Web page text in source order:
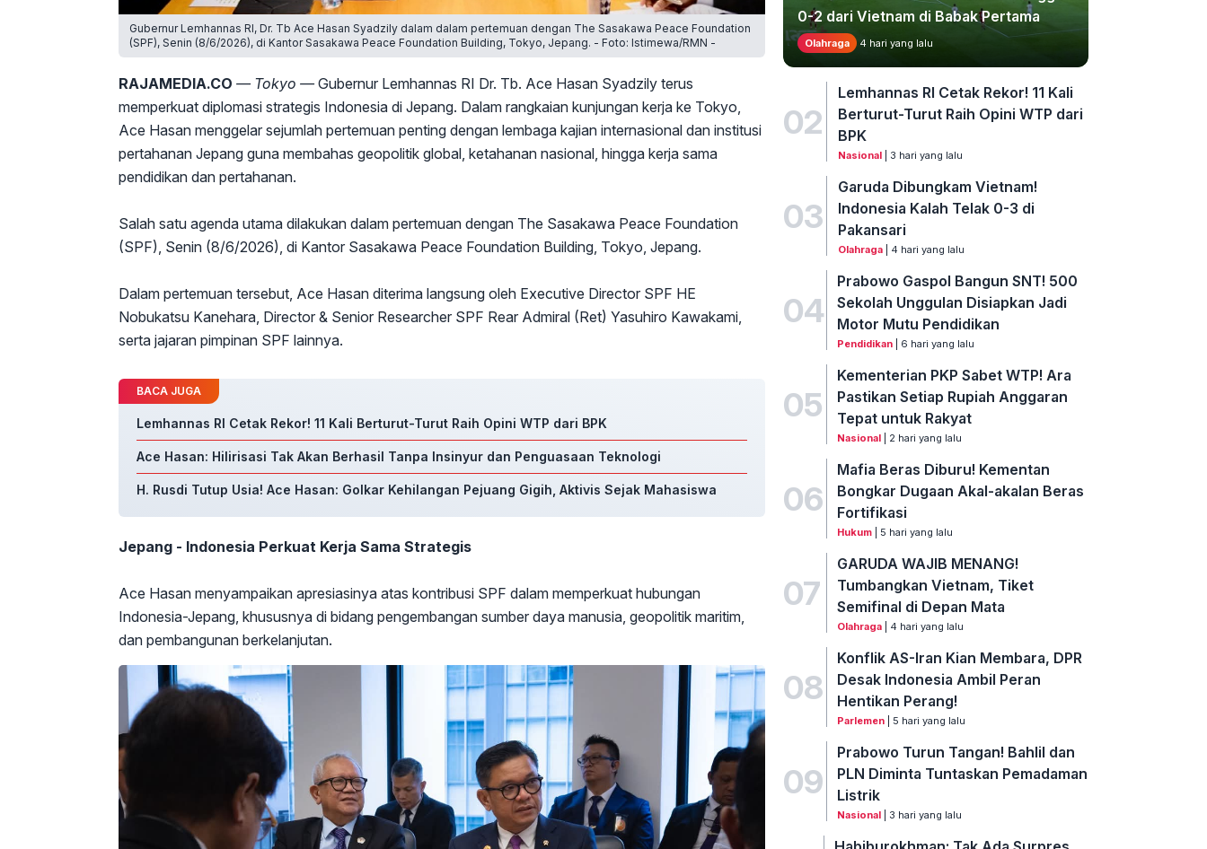
Gubernur Lemhannas RI, Dr. Tb Ace Hasan Syadzily dalam dalam pertemuan dengan The Sasakawa Peace Foundation
(SPF), Senin (8/6/2026), di Kantor Sasakawa Peace Foundation Building, Tokyo, Jepang. - Foto: Istimewa/RMN -
RAJAMEDIA.CO — Tokyo —Gubernur Lemhannas RI Dr. Tb. Ace Hasan Syadzily terus
memperkuat diplomasi strategis Indonesia di Jepang. Dalam rangkaian kunjungan kerja ke Tokyo,
Ace Hasan menggelar sejumlah pertemuan penting dengan lembaga kajian internasional dan institusi
pertahanan Jepang guna membahas geopolitik global, ketahanan nasional, hingga kerja sama
pendidikan dan pertahanan.
Salah satu agenda utama dilakukan dalam pertemuan dengan The Sasakawa Peace Foundation
(SPF), Senin (8/6/2026), di Kantor Sasakawa Peace Foundation Building, Tokyo, Jepang.
Dalam pertemuan tersebut, Ace Hasan diterima langsung oleh Executive Director SPF HE
Nobukatsu Kanehara, Director & Senior Researcher SPF Rear Admiral (Ret) Yasuhiro Kawakami,
serta jajaran pimpinan SPF lainnya.
BACA JUGA
Lemhannas RI Cetak Rekor! 11 Kali Berturut-Turut Raih Opini WTP dari BPK
Ace Hasan: Hilirisasi Tak Akan Berhasil Tanpa Insinyur dan Penguasaan Teknologi
H. Rusdi Tutup Usia! Ace Hasan: Golkar Kehilangan Pejuang Gigih, Aktivis Sejak Mahasiswa
Jepang - Indonesia Perkuat Kerja Sama Strategis
Ace Hasan menyampaikan apresiasinya atas kontribusi SPF dalam memperkuat hubungan
Indonesia-Jepang, khususnya di bidang pengembangan sumber daya manusia, geopolitik maritim,
dan pembangunan berkelanjutan.
0-2 dari Vietnam di Babak Pertama
Olahraga 4 hari yang lalu
02
Lemhannas RI Cetak Rekor! 11 Kali
Berturut-Turut Raih Opini WTP dari
BPK
Nasional| 3 hari yang lalu
03
Garuda Dibungkam Vietnam!
Indonesia Kalah Telak 0-3 di
Pakansari
Olahraga| 4 hari yang lalu
04
Prabowo Gaspol Bangun SNT! 500
Sekolah Unggulan Disiapkan Jadi
Motor Mutu Pendidikan
Pendidikan | 6 hari yang lalu
05
Kementerian PKP Sabet WTP! Ara
Pastikan Setiap Rupiah Anggaran
Tepat untuk Rakyat
Nasional | 2 hari yang lalu
06
Mafia Beras Diburu! Kementan
Bongkar Dugaan Akal-akalan Beras
Fortifikasi
Hukum | 5 hari yang lalu
07
GARUDA WAJIB MENANG!
Tumbangkan Vietnam, Tiket
Semifinal di Depan Mata
Olahraga | 4 hari yang lalu
08
Konflik AS-Iran Kian Membara, DPR
Desak Indonesia Ambil Peran
Hentikan Perang!
Parlemen | 5 hari yang lalu
09
Prabowo Turun Tangan! Bahlil dan
PLN Diminta Tuntaskan Pemadaman
Listrik
Nasional | 3 hari yang lalu